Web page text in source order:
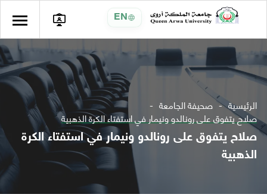
EN
الرئيسية صحيفة الجامعة
صلاح يتفوق على رونالدو ونيمار في استفتاء الكرة الذهبية
صلاح يتفوق على رونالدو ونيمار في استفتاء الكرة
الذهبية